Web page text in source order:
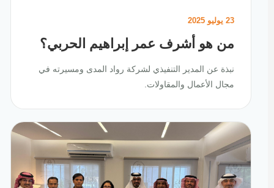
23 يوليو 2025
من هو أشرف عمر إبراهيم الحربي؟
نبذة عن المدير التنفيذي لشركة رواد المدى ومسيرته في
مجال الأعمال والمقاولات.